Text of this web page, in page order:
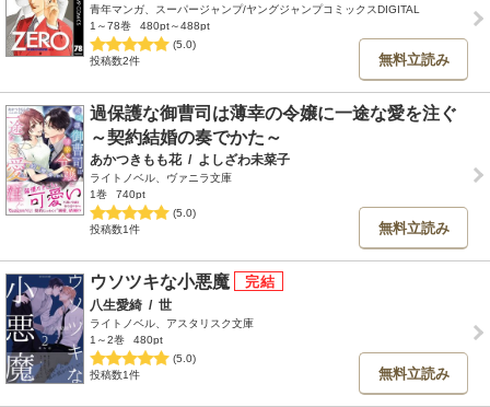
青年マンガ、スーパージャンプ/ヤングジャンプコミックスDIGITAL
1～78巻
480pt～488pt
(5.0)
投稿数2件
無料立読み
過保護な御曹司は薄幸の令嬢に一途な愛を注ぐ
～契約結婚の奏でかた～
あかつきもも花 / よしざわ未菜子
ライトノベル、ヴァニラ文庫
1巻
740pt
(5.0)
投稿数1件
無料立読み
ウソツキな小悪魔
八生愛綺 / 世
ライトノベル、アスタリスク文庫
1～2巻
480pt
(5.0)
投稿数1件
無料立読み